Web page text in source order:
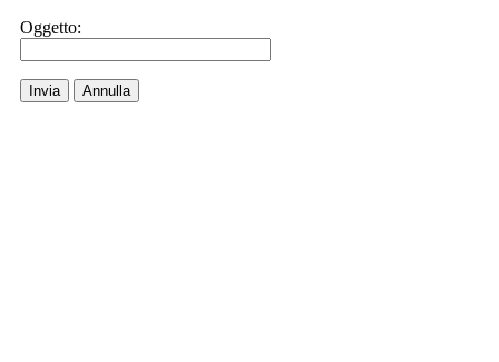
Oggetto:
Invia Annulla